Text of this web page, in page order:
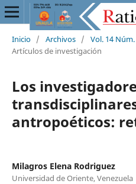
Inicio / Archivos / Vol. 14
Artículos de investigación
Los
antropoéticos:
Milagros Elena Rodriguez
Universidad de Oriente, Venezuela